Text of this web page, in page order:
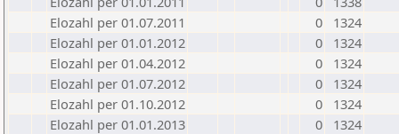
Elozahl per 01.07.2011
0
1324
Elozahl per 01.01.2012
0
1324
Elozahl per 01.04.2012
0
1324
Elozahl per 01.07.2012
0
1324
Elozahl per 01.10.2012
0
1324
Elozahl per 01.01.2013
0
1324